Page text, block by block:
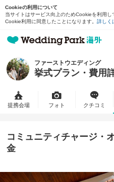
Cookieの利用について
当サイトはサービス向上のためCookieを利用し
Cookie利用に同意したことになります。 詳しく
ファーストウエディング
挙式プラン・費用
提携会場 フォト クチコミ
コミュニティチャージ・
金